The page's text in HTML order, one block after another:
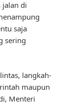
jalan di
saja
sering
langkah-
maupun
Menteri